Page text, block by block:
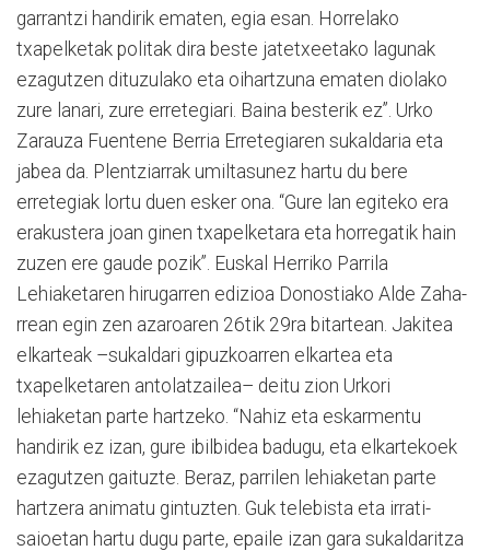
garrantzi handirik ematen, egia esan. Horrelako
txapelketak politak dira beste jatetxeetako lagunak
ezagutzen dituzulako eta oihartzuna ematen diolako
zure lanari, zure erretegiari. Baina besterik ez”. Urko
Zarauza Fuentene Berria Erretegia­ren sukaldaria eta
jabea da. Plentziarrak umiltasunez hartu du bere
erretegiak lortu duen esker ona. “Gure lan egiteko era
erakustera joan ginen txapelketara eta horregatik hain
zuzen ere gaude pozik”. Euskal Herriko Parrila
Lehiaketaren hi­ru­garren edizioa Donostiako Alde Zaha­
rrean egin zen azaroaren 26tik 29ra bitartean. Jakitea
elkarteak –sukaldari gipuzkoarren elkartea eta
txapelketaren antolatzailea– deitu zion Urkori
lehiaketan parte hartzeko. “Nahiz eta eskarmentu
handirik ez izan, gure ibilbidea badugu, eta elkartekoek
ezagutzen gaituzte. Be­raz, parrilen lehiaketan parte
hartzera ani­matu gintuzten. Guk telebista eta irrati-
saioetan hartu dugu parte, epaile izan gara sukaldaritza